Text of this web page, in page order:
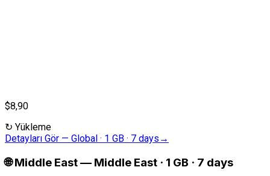
$8,90
↻ Yükleme
Detayları Gör — Global · 1 GB · 7 days →
🌐 Middle East— Middle East · 1 GB · 7 days